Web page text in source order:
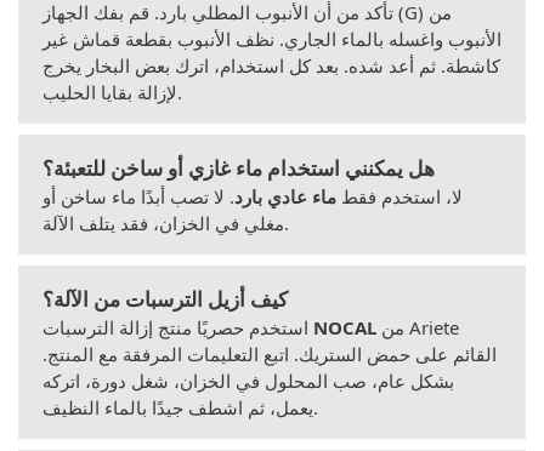
تأكد من أن الأنبوب المطلي بارد. قم بفك الجهاز (G) من
الأنبوب واغسله بالماء الجاري. نظف الأنبوب بقطعة قماش غير
كاشطة. ثم أعد شده. بعد كل استخدام، اترك بعض البخار يخرج
لإزالة بقايا الحليب.
هل يمكنني استخدام ماء غازي أو ساخن للتعبئة؟
لا، استخدم فقط ماء عادي بارد. لا تصب أبدًا ماء ساخن أو
مغلي في الخزان، فقد يتلف الآلة.
كيف أزيل الترسبات من الآلة؟
NOCAL
القائم على حمض الستريك. اتبع التعليمات المرفقة مع المنتج.
بشكل عام، صب المحلول في الخزان، شغل دورة، اتركه
يعمل، ثم اشطف جيدًا بالماء النظيف.